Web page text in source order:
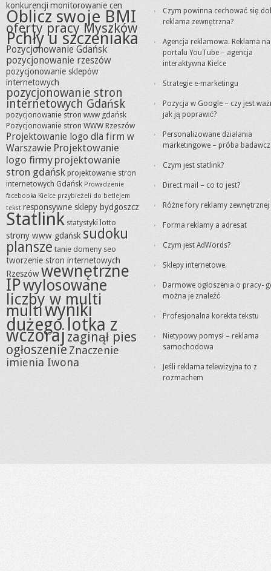
konkurencjimonitorowanie cen
Oblicz swoje BMI
oferty pracy Myszków
Pchły u szczeniaka
Pozycjonowanie Gdańsk
pozycjonowanie rzeszów
pozycjonowanie sklepów
internetowych
pozycjonowanie stron
internetowych Gdańsk
pozycjonowanie stron www gdańsk
Pozycjonowanie stron WWW Rzeszów
Projektowanie logo dla firm w
Warszawie Projektowanie
logo firmy projektowanie
stron gdańsk projektowanie stron
internetowych Gdańsk Prowadzenie
facebooka Kielce przybieżeli do betlejem
tekst responsywne sklepy bydgoszcz
Statlink statystyki lotto
strony www gdańsk sudoku
plansze tanie domeny seo
tworzenie stron internetowych
Rzeszówwewnętrzne
IPwylosowane
liczby w multi
multiwyniki
dużego lotka z
wczoraj zaginął pies
ogłoszenieZnaczenie
imienia Iwona
Czym powinna cechować się
reklama zewnętrzna?
Agencja reklamowa. Reklama na
portalu YouTube – agencja
interaktywna Kielce
Strategie e-marketingu
Pozycja w Google – czy jest
jak ją poprawić?
Personalizowane działania
marketingowe – próba
Czym jest statlink?
Direct mail – co to jest?
Różne fory reklamy zewnętrznej
Forma reklamy a adresat
Czym jest AdWords?
Sklepy internetowe.
Darmowe ogłoszenia o pracy-
można je znaleźć
Profesjonalna korekta tekstu
Nietypowy pomysł – reklama
samochodowa
Jeśli reklama telewizyjna to z
rozmachem